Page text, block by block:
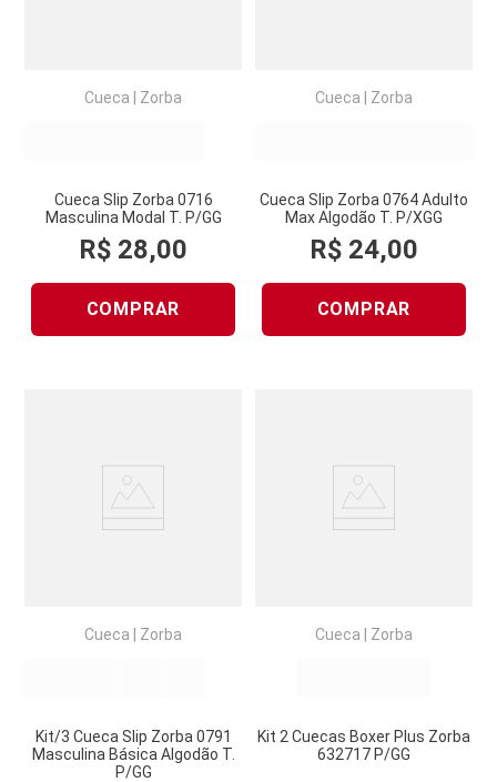
Cueca Zorba
Cueca Slip Zorba 0716
Masculina Modal T. P/GG
R$ 28,00
COMPRAR
Cueca Zorba
Cueca Slip Zorba 0764 Adulto
Max Algodão T. P/XGG
R$ 24,00
COMPRAR
Cueca Zorba
Kit/3 Cueca Slip Zorba 0791
Masculina Básica Algodão T.
P/GG
Cueca Zorba
Kit 2 Cuecas Boxer Plus Zorba
632717 P/GG